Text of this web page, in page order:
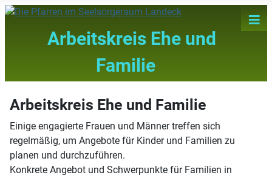
Arbeitskreis Ehe und
Familie
≡
Arbeitskreis Ehe und Familie
Einige engagierte Frauen und Männer treffen sich
regelmäßig, um Angebote für Kinder und Familien zu
planen und durchzuführen.
Konkrete Angebot und Schwerpunkte für Familien in